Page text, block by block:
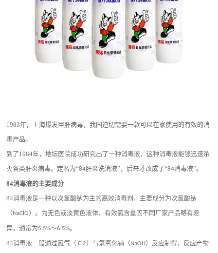
1983年，上海爆发甲肝病毒，我国迫切需要一款可以在家使用的有效的消
毒产品。
到了1984年，地坛医院成功研究出了一种消毒液，这种消毒液能够迅速杀
灭各类肝炎病毒。定名为“84肝炎洗消液”，后来才改成了“84消毒液”。
84消毒液的主要成分
84消毒液是一种以次氯酸钠为主的高效消毒剂，主要成分为次氯酸钠
（NaClO）。为无色或淡黄色液体，有效氯含量因不同厂家产品略有差
异，通常为5.5%～6.5%。
84消毒液一般通过氯气（Cl2）与氢氧化钠（NaOH）反应制得，反应产物